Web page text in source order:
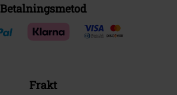
Betalningsmetod
Frakt